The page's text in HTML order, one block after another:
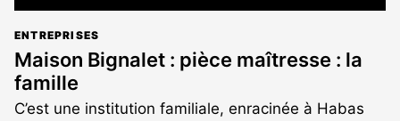
ENTREPRISES
Maison Bignalet : pièce maîtresse : la
famille
C’est une institution familiale, enracinée à Habas